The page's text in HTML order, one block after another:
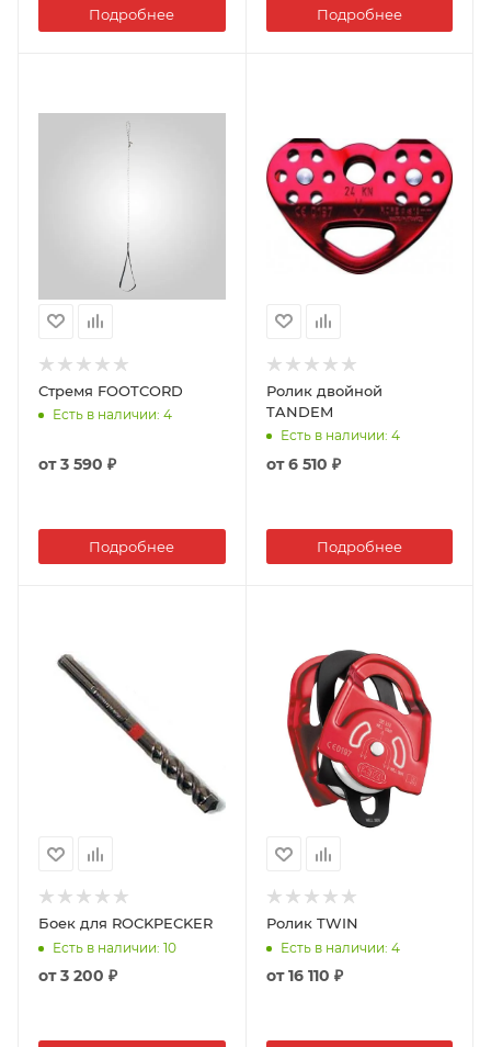
Подробнее Подробнее
Стремя FOOTCORD
Есть в наличии: 4
от3 590 ₽
Подробнее
Ролик двойной
TANDEM
Есть в наличии: 4
от6 510 ₽
Подробнее
Боек для ROCKPECKER
Есть в наличии: 10
от3 200 ₽
Ролик TWIN
Есть в наличии: 4
от16 110 ₽